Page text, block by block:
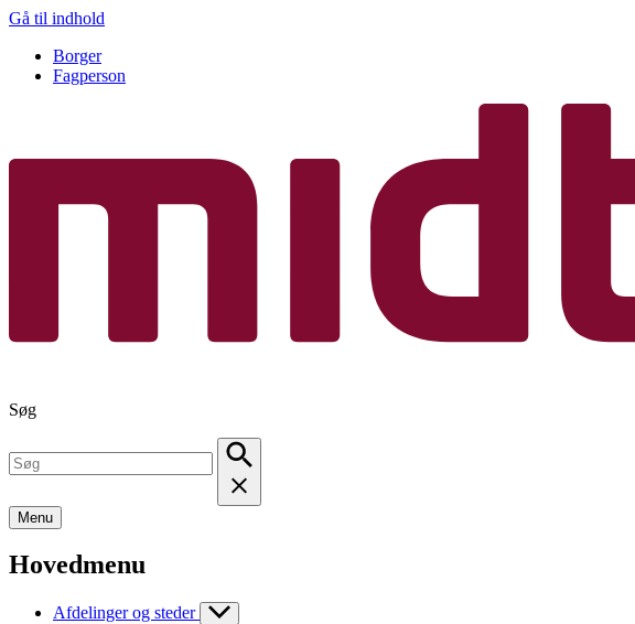
Gå til indhold
Borger
Fagperson
Søg
Menu
Hovedmenu
Afdelinger og steder